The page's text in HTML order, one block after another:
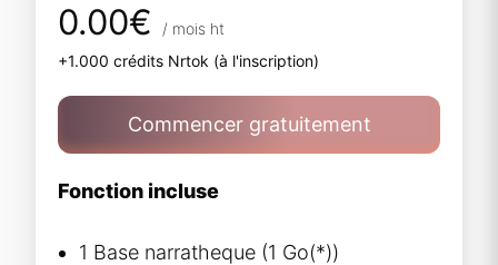
0.00€
/ mois ht
+1.000 crédits Nrtok (à l'inscription)
Commencer gratuitement
Fonction incluse
1 Base narratheque (1 Go(*))